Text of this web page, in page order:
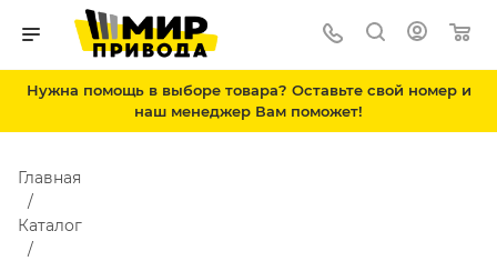
Нужна помощь в выборе товара? Оставьте свой номер и
наш менеджер Вам поможет!
Главная
Каталог